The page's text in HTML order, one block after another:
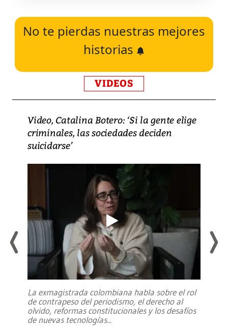
No te pierdas nuestras mejores
historias
VIDEOS
Video, Catalina Botero: ‘Si la gente elige
criminales, las sociedades deciden
suicidarse’
La exmagistrada colombiana habla sobre el rol
de contrapeso del periodismo, el derecho al
olvido, reformas constitucionales y los desafíos
de nuevas tecnologías...